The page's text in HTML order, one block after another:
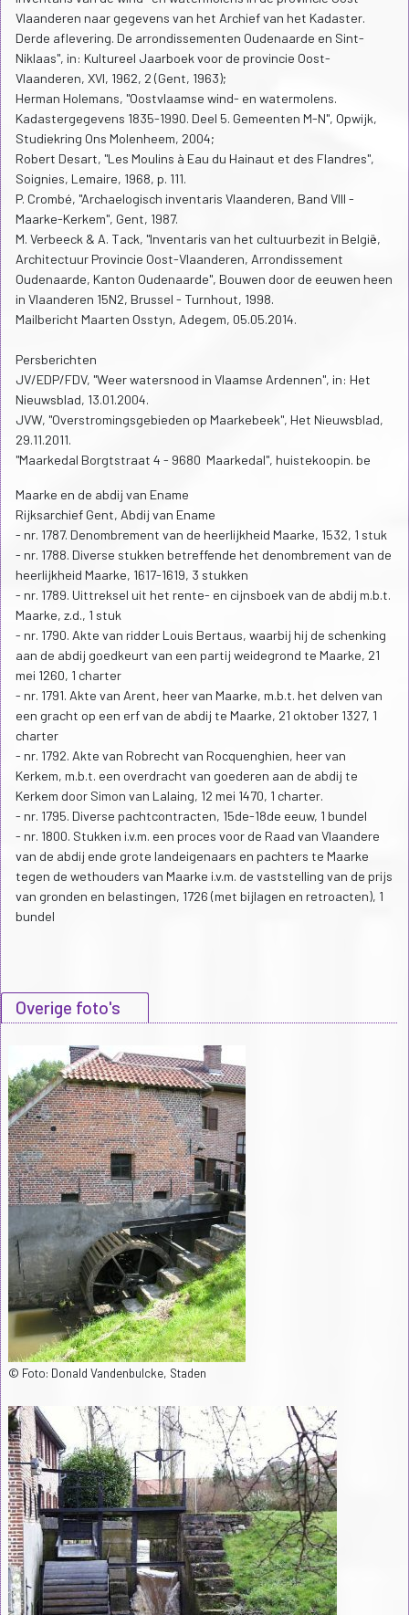
Vlaanderen naar gegevens van het Archief van het Kadaster.
Derde aflevering. De arrondissementen Oudenaarde en Sint-
Niklaas", in: Kultureel Jaarboek voor de provincie Oost-
Vlaanderen, XVI, 1962, 2 (Gent, 1963);
Herman Holemans, "Oostvlaamse wind- en watermolens.
Kadastergegevens 1835-1990. Deel 5. Gemeenten M-N", Opwijk,
Studiekring Ons Molenheem, 2004;
Robert Desart, "Les Moulins à Eau du Hainaut et des Flandres",
Soignies, Lemaire, 1968, p. 111.
P. Crombé, "Archaelogisch inventaris Vlaanderen, Band VIII -
Maarke-Kerkem", Gent, 1987.
M. Verbeeck & A. Tack, "Inventaris van het cultuurbezit in België,
Architectuur Provincie Oost-Vlaanderen, Arrondissement
Oudenaarde, Kanton Oudenaarde", Bouwen door de eeuwen heen
in Vlaanderen 15N2, Brussel - Turnhout, 1998.
Mailbericht Maarten Osstyn, Adegem, 05.05.2014.
Persberichten
JV/EDP/FDV, "Weer watersnood in Vlaamse Ardennen", in: Het
Nieuwsblad, 13.01.2004.
JVW, "Overstromingsgebieden op Maarkebeek", Het Nieuwsblad,
29.11.2011.
"Maarkedal Borgtstraat 4 - 9680 Maarkedal", huistekoopin. be
Maarke en de abdij van Ename
Rijksarchief Gent, Abdij van Ename
- nr. 1787. Denombrement van de heerlijkheid Maarke, 1532, 1 stuk
- nr. 1788. Diverse stukken betreffende het denombrement van de
heerlijkheid Maarke, 1617-1619, 3 stukken
- nr. 1789. Uittreksel uit het rente- en cijnsboek van de abdij m.b.t.
Maarke, z.d., 1 stuk
- nr. 1790. Akte van ridder Louis Bertaus, waarbij hij de schenking
aan de abdij goedkeurt van een partij weidegrond te Maarke, 21
mei 1260, 1 charter
- nr. 1791. Akte van Arent, heer van Maarke, m.b.t. het delven van
een gracht op een erf van de abdij te Maarke, 21 oktober 1327, 1
charter
- nr. 1792. Akte van Robrecht van Rocquenghien, heer van
Kerkem, m.b.t. een overdracht van goederen aan de abdij te
Kerkem door Simon van Lalaing, 12 mei 1470, 1 charter.
- nr. 1795. Diverse pachtcontracten, 15de-18de eeuw, 1 bundel
- nr. 1800. Stukken i.v.m. een proces voor de Raad van Vlaandere
van de abdij ende grote landeigenaars en pachters te Maarke
tegen de wethouders van Maarke i.v.m. de vaststelling van de prijs
van gronden en belastingen, 1726 (met bijlagen en retroacten), 1
bundel
Overige foto's
© Foto: Donald Vandenbulcke, Staden